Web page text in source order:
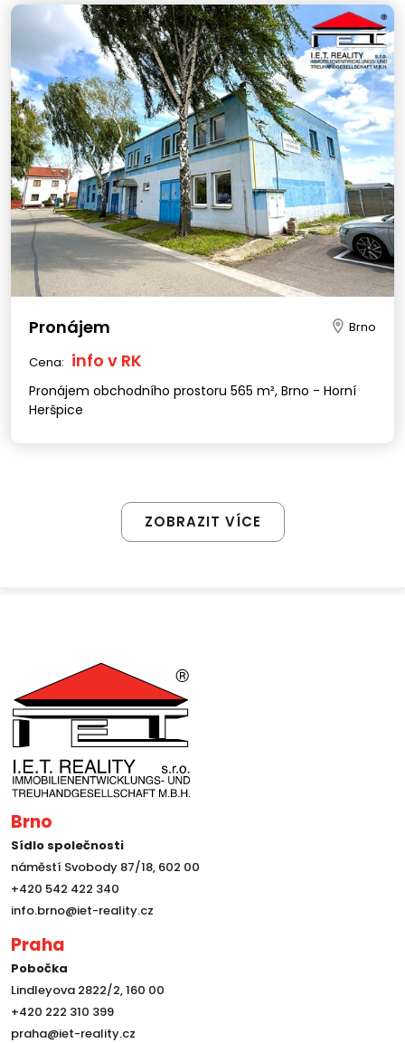
Pronájem Brno
Cena: info v RK
Pronájem obchodního prostoru 565 m², Brno - Horní
Heršpice
ZOBRAZIT VÍCE
Brno
Sídlo společnosti
náměstí Svobody 87/18, 602 00
+420 542 422 340
info.brno@iet-reality.cz
Praha
Pobočka
Lindleyova 2822/2, 160 00
+420 222 310 399
praha@iet-reality.cz